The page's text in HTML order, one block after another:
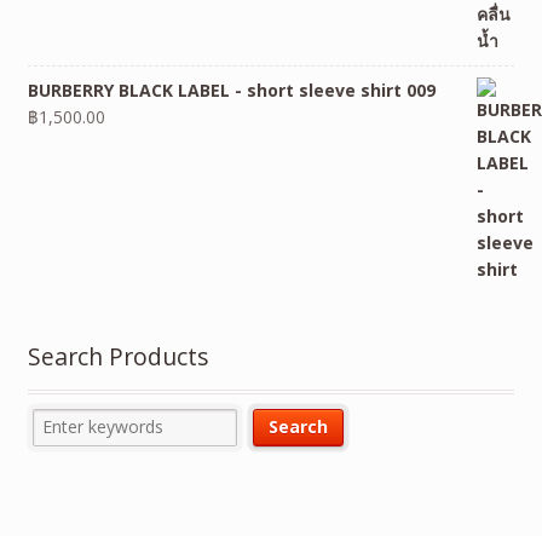
BURBERRY BLACK LABEL - short sleeve shirt 009
฿1,500.00
Search Products